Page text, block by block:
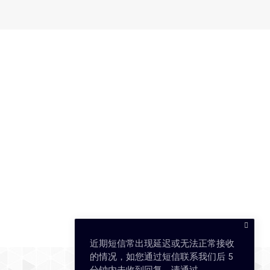
近期短信常出现延迟或无法正常接收
的情况，如您通过短信联系我们后 5